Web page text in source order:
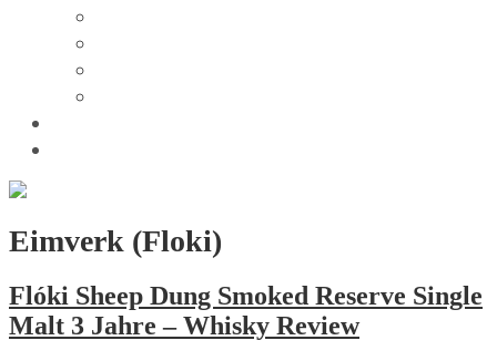
Eimverk (Floki)
Flóki Sheep Dung Smoked Reserve Single
Malt 3 Jahre – Whisky Review